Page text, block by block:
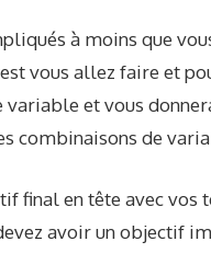
à moins que
vous allez faire et
variable et vous
combinaisons de
final en tête avec vos
avoir un objectif